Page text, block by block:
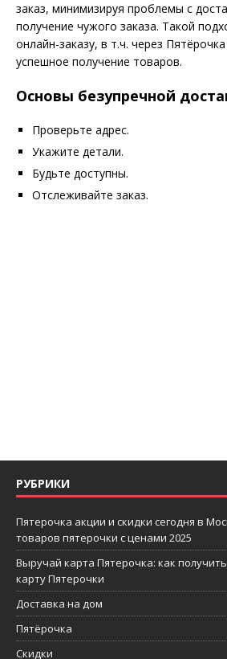
заказ, минимизируя проблемы с
получение чужого заказа. Такой
онлайн-заказу, в т.ч. через
успешное получение товаров.
Основы безупречной
Проверьте адрес.
Укажите детали.
Будьте доступны.
Отслеживайте заказ.
РУБРИКИ
Пятерочка акции и скидки сегодня в
товаров пятерочки с ценами 2025
Выручай карта Пятерочка: как
карту Пятерочки
Доставка на дом
Пятёрочка
Скидки